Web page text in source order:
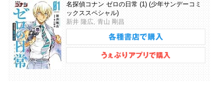
名探偵コナン ゼロの日常 (1) (少年サンデーコミ
ックススペシャル)
新井 隆広, 青山 剛昌